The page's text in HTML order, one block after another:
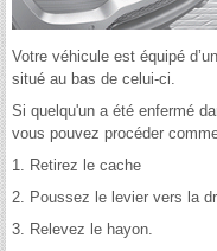
Votre véhicule est équipé
situé au bas de celui-ci.
Si quelqu'un a été enfermé
vous pouvez procéder
1. Retirez le cache
2. Poussez le levier vers la
3. Relevez le hayon.